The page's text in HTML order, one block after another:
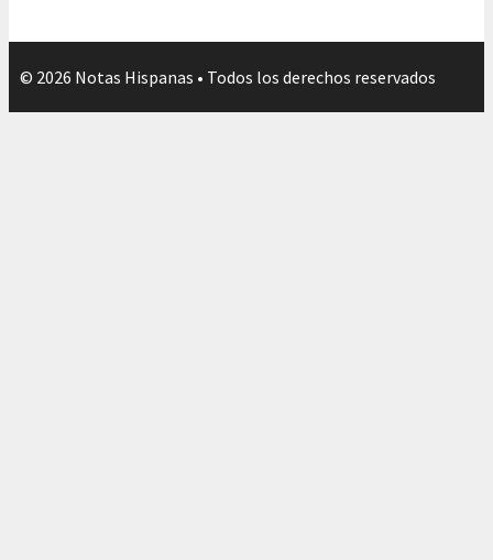
© 2026 Notas Hispanas • Todos los derechos reservados